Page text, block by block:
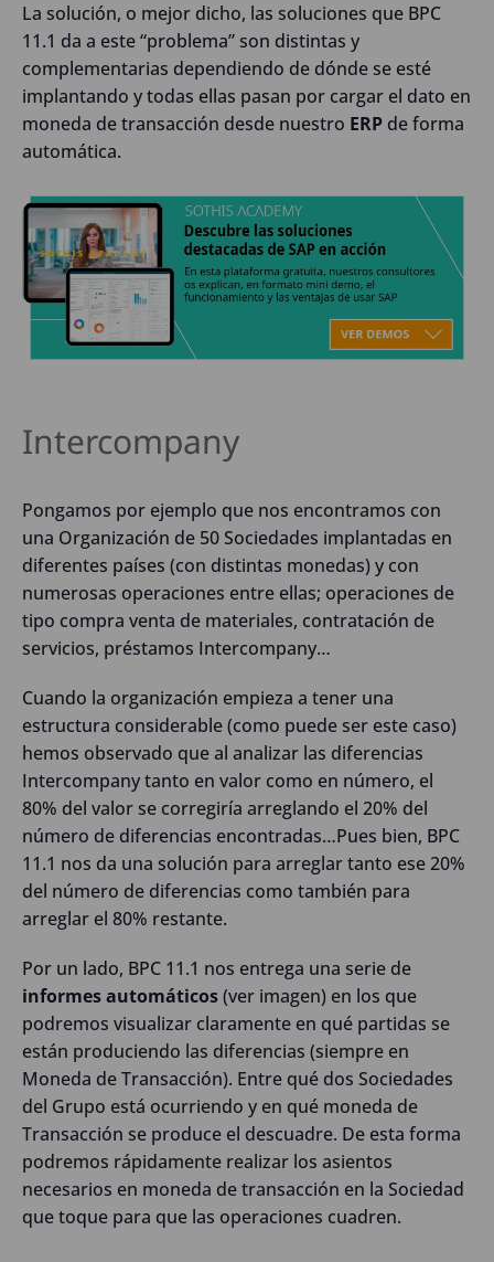
La solución, o mejor dicho, las soluciones que BPC
11.1 da a este “problema” son distintas y
complementarias dependiendo de dónde se esté
implantando y todas ellas pasan por cargar el dato en
moneda de transacción desde nuestro ERP de forma
automática.
Intercompany
Pongamos por ejemplo que nos encontramos con
una Organización de 50 Sociedades implantadas en
diferentes países (con distintas monedas) y con
numerosas operaciones entre ellas; operaciones de
tipo compra venta de materiales, contratación de
servicios, préstamos Intercompany…
Cuando la organización empieza a tener una
estructura considerable (como puede ser este caso)
hemos observado que al analizar las diferencias
Intercompany tanto en valor como en número, el
80% del valor se corregiría arreglando el 20% del
número de diferencias encontradas…Pues bien, BPC
11.1 nos da una solución para arreglar tanto ese 20%
del número de diferencias como también para
arreglar el 80% restante.
Por un lado, BPC 11.1 nos entrega una serie de
informes automáticos(ver imagen) en los que
podremos visualizar claramente en qué partidas se
están produciendo las diferencias (siempre en
Moneda de Transacción). Entre qué dos Sociedades
del Grupo está ocurriendo y en qué moneda de
Transacción se produce el descuadre. De esta forma
podremos rápidamente realizar los asientos
necesarios en moneda de transacción en la Sociedad
que toque para que las operaciones cuadren.